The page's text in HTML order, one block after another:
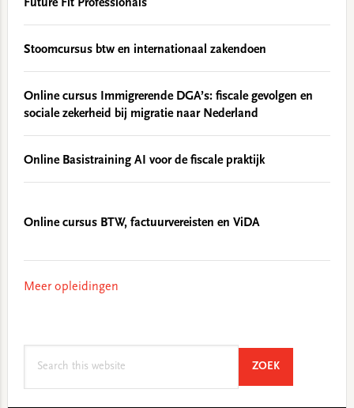
Future Fit Professionals
Stoomcursus btw en internationaal zakendoen
Online cursus Immigrerende DGA’s: fiscale gevolgen en
sociale zekerheid bij migratie naar Nederland
Online Basistraining AI voor de fiscale praktijk
Online cursus BTW, factuurvereisten en ViDA
Meer opleidingen
ZOEKSEARCH